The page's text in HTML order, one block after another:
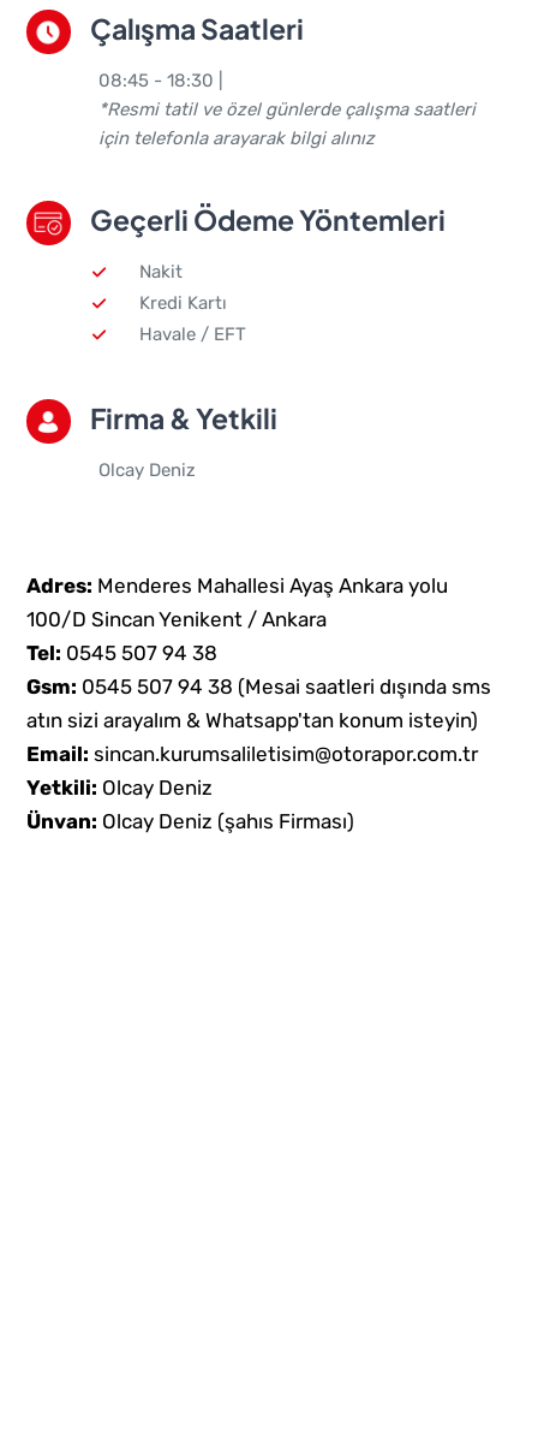
Çalışma Saatleri
08:45 - 18:30 |
*Resmi tatil ve özel günlerde çalışma saatleri
için telefonla arayarak bilgi alınız
Geçerli Ödeme Yöntemleri
Nakit
Kredi Kartı
Havale / EFT
Firma & Yetkili
Olcay Deniz
Adres: Menderes Mahallesi Ayaş Ankara yolu
100/D Sincan Yenikent / Ankara
Tel: 0545 507 94 38
Gsm: 0545 507 94 38 (Mesai saatleri dışında sms
atın sizi arayalım & Whatsapp'tan konum isteyin)
Email: sincan.kurumsaliletisim@otorapor.com.tr
Yetkili: Olcay Deniz
Ünvan: Olcay Deniz (şahıs Firması)